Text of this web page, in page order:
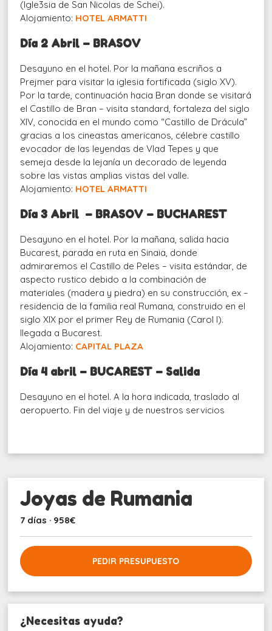
(Igle3sia de San Nicolas de Schei).
Alojamiento: HOTEL ARMATTI
Día 2 Abril – BRASOV
Desayuno en el hotel. Por la mañana escriños a
Prejmer para visitar la iglesia fortificada (siglo XV).
Por la tarde, continuación hacia Bran donde se visitará
el Castillo de Bran – visita standard, fortaleza del siglo
XIV, conocida en el mundo como “Castillo de Drácula”
gracias a los cineastas americanos, célebre castillo
evocador de las leyendas de Vlad Tepes y que
semeja desde la lejanía un decorado de leyenda
sobre las vistas amplias vistas del valle.
Alojamiento: HOTEL ARMATTI
Día 3 Abril – BRASOV – BUCHAREST
Desayuno en el hotel. Por la mañana, salida hacia
Bucarest, parada en ruta en Sinaia, donde
admiraremos el Castillo de Peles – visita estándar, de
aspecto rustico debido a la combinación de
materiales (madera y piedra) en su construcción, ex –
residencia de la familia real Rumana, construido en el
siglo XIX por el primer Rey de Rumania (Carol I).
llegada a Bucarest.
Alojamiento: CAPITAL PLAZA
Día 4 abril – BUCAREST – Salida
Desayuno en el hotel. A la hora indicada, traslado al
aeropuerto. Fin del viaje y de nuestros servicios
Joyas de Rumania
7 días · 958€
PEDIR PRESUPUESTO
¿Necesitas ayuda?